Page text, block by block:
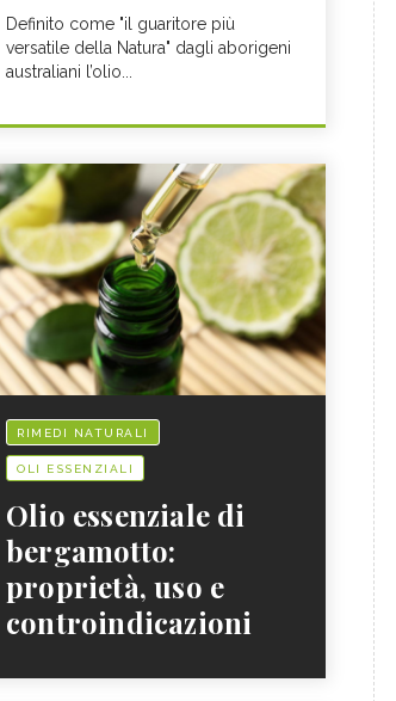
Definito come "il guaritore più
versatile della Natura" dagli aborigeni
australiani l’olio...
RIMEDI NATURALI
OLI ESSENZIALI
Olio essenziale di
bergamotto:
proprietà, uso e
controindicazioni